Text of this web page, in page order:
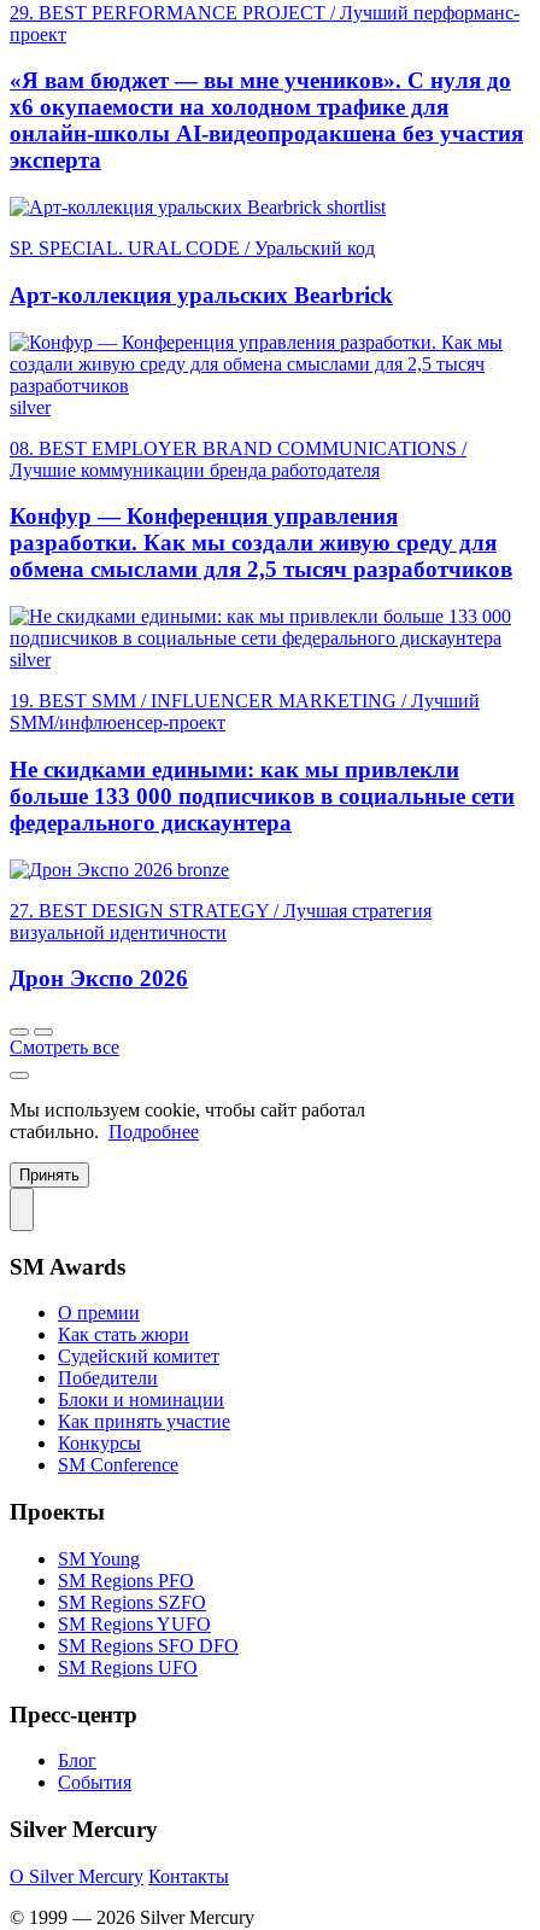
29. BEST PERFORMANCE PROJECT / Лучший перформанс-
проект
«Я вам бюджет — вы мне учеников». С нуля до
х6 окупаемости на холодном трафике для
онлайн-школы AI-видеопродакшена без участия
эксперта
shortlist
SP. SPECIAL. URAL CODE / Уральский код
Арт-коллекция уральских Bearbrick
silver
08. BEST EMPLOYER BRAND COMMUNICATIONS /
Лучшие коммуникации бренда работодателя
Конфур — Конференция управления
разработки. Как мы создали живую среду для
обмена смыслами для 2,5 тысяч разработчиков
silver
19. BEST SMM / INFLUENCER MARKETING / Лучший
SMM/инфлюенсер-проект
Не скидками едиными: как мы привлекли
больше 133 000 подписчиков в социальные сети
федерального дискаунтера
bronze
27. BEST DESIGN STRATEGY / Лучшая стратегия
визуальной идентичности
Дрон Экспо 2026
Смотреть все
Мы используем cookie, чтобы сайт работал
стабильно. Подробнее
Принять
SM Awards
О премии
Как стать жюри
Судейский комитет
Победители
Блоки и номинации
Как принять участие
Конкурсы
SM Conference
Проекты
SM Young
SM Regions PFO
SM Regions SZFO
SM Regions YUFO
SM Regions SFO DFO
SM Regions UFO
Пресс-центр
Блог
События
Silver Mercury
O Silver Mercury Контакты
© 1999 — 2026 Silver Mercury